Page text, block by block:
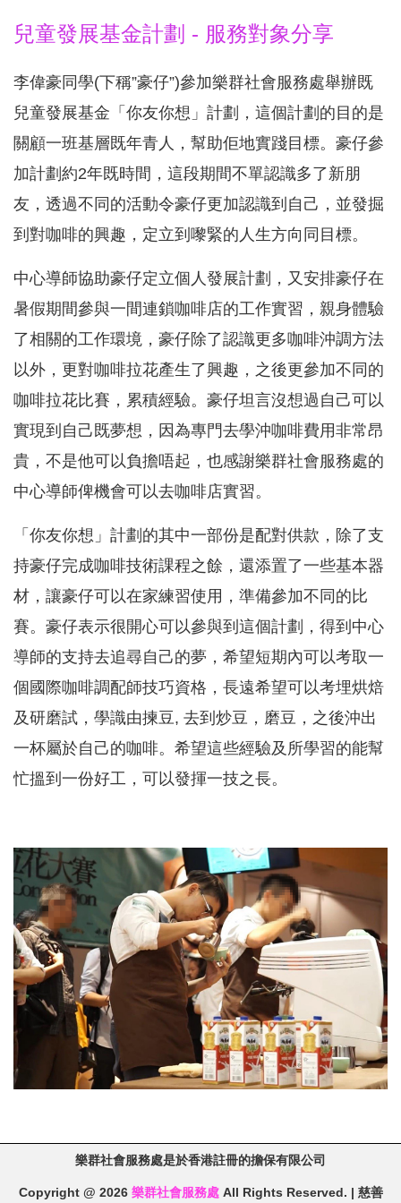
兒童發展基金計劃 - 服務對象分享
李偉豪同學(下稱”豪仔”)參加樂群社會服務處舉辦既
兒童發展基金「你友你想」計劃，這個計劃的目的是
關顧一班基層既年青人，幫助佢地實踐目標。豪仔參
加計劃約2年既時間，這段期間不單認識多了新朋
友，透過不同的活動令豪仔更加認識到自己，並發掘
到對咖啡的興趣，定立到嚟緊的人生方向同目標。
中心導師協助豪仔定立個人發展計劃，又安排豪仔在
暑假期間參與一間連鎖咖啡店的工作實習，親身體驗
了相關的工作環境，豪仔除了認識更多咖啡沖調方法
以外，更對咖啡拉花產生了興趣，之後更參加不同的
咖啡拉花比賽，累積經驗。豪仔坦言沒想過自己可以
實現到自己既夢想，因為專門去學沖咖啡費用非常昂
貴，不是他可以負擔唔起，也感謝樂群社會服務處的
中心導師俾機會可以去咖啡店實習。
「你友你想」計劃的其中一部份是配對供款，除了支
持豪仔完成咖啡技術課程之餘，還添置了一些基本器
材，讓豪仔可以在家練習使用，準備參加不同的比
賽。豪仔表示很開心可以參與到這個計劃，得到中心
導師的支持去追尋自己的夢，希望短期內可以考取一
個國際咖啡調配師技巧資格，長遠希望可以考埋烘焙
及研磨試，學識由揀豆, 去到炒豆，磨豆，之後沖出
一杯屬於自己的咖啡。希望這些經驗及所學習的能幫
忙搵到一份好工，可以發揮一技之長。
樂群社會服務處是於香港註冊的擔保有限公司
Copyright @ 2026 樂群社會服務處All Rights Reserved. | 慈善